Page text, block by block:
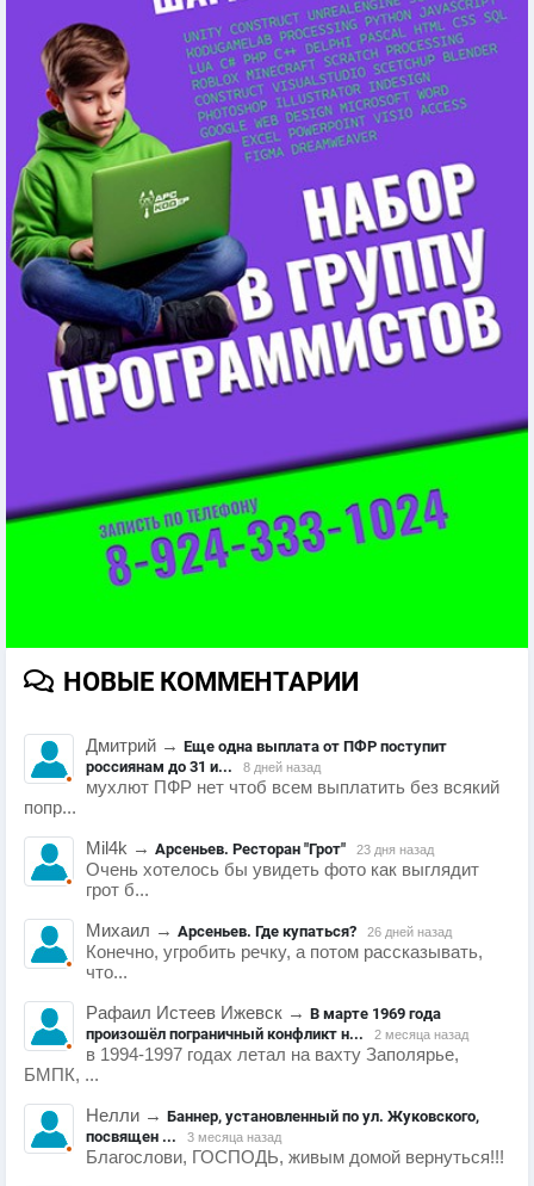
НОВЫЕ КОММЕНТАРИИ
Дмитрий → Еще одна выплата от ПФР поступит
россиянам до 31 и...
8 дней назад
мухлют ПФР нет чтоб всем выплатить без всякий
попр...
Mil4k → Арсеньев. Ресторан "Грот" 23 дня назад
Очень хотелось бы увидеть фото как выглядит
грот б...
Михаил → Арсеньев. Где купаться? 26 дней назад
Конечно, угробить речку, а потом рассказывать,
что...
Рафаил Истеев Ижевск → В марте 1969 года
произошёл пограничный конфликт н...
2 месяца назад
в 1994-1997 годах летал на вахту Заполярье,
БМПК, ...
Нелли → Баннер, установленный по ул. Жуковского,
посвящен ...
3 месяца назад
Благослови, ГОСПОДЬ, живым домой вернуться!!!